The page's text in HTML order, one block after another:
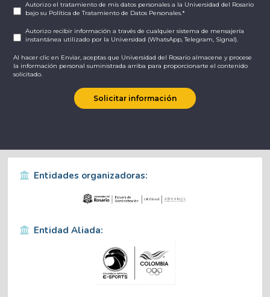
Entidades organizadoras:
Entidad Aliada:
Autorizo el tratamiento de mis datos personales a la Universidad del Rosario
bajo su Política de Tratamiento de Datos Personales.*
Autorizo recibir información a través de cualquier sistema de mensajería
instantánea utilizado por la Universidad (WhatsApp, Telegram, Signal).
Al hacer clic en Enviar, aceptas que Universidad del Rosario almacene y procese
la información personal suministrada arriba para proporcionarte el contenido
solicitado.